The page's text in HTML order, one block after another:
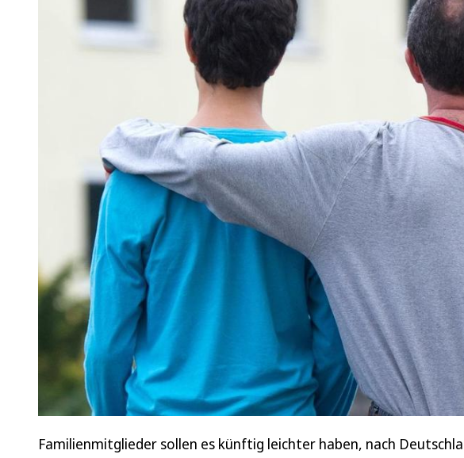
Familienmitglieder sollen es künftig leichter haben, nach